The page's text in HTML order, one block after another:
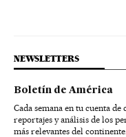
NEWSLETTERS
Boletín de América
Cada semana en tu cuenta
reportajes y análisis de los
más relevantes del continente.